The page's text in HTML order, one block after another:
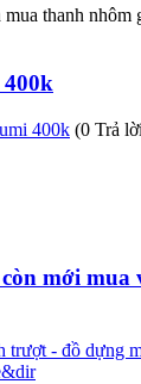
thanh nhôm
400k (0 Trả
mới mua
trượt - đồ dựng